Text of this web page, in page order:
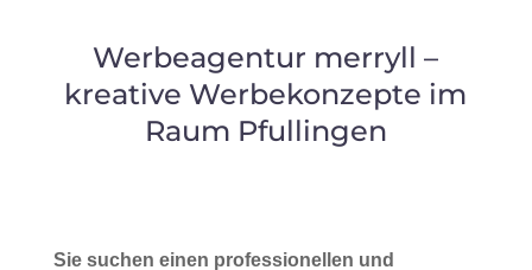
Werbeagentur merryll –
kreative Werbekonzepte im
Raum Pfullingen
Sie suchen einen professionellen und